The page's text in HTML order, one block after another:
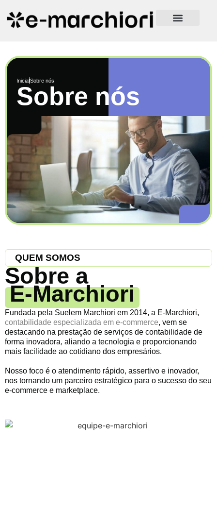
InicialSobre nós
Sobre nós
QUEM SOMOS
Sobre a
E-Marchiori
Fundada pela Suelem Marchiori em 2014, a E-Marchiori,
contabilidade especializada em e-commerce, vem se
destacando na prestação de serviços de contabilidade de
forma inovadora, aliando a tecnologia e proporcionando
mais facilidade ao cotidiano dos empresários.
Nosso foco é o atendimento rápido, assertivo e inovador,
nos tornando um parceiro estratégico para o sucesso do seu
e-commerce e marketplace.